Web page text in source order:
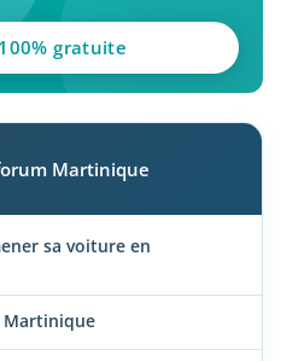
gratuite
Martinique
sa voiture en
Martinique